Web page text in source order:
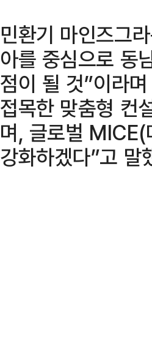
민환기 마인즈그
아를 중심으로 동
점이 될 것”이라
접목한 맞춤형 컨
며, 글로벌 MICE(
강화하겠다”고 말